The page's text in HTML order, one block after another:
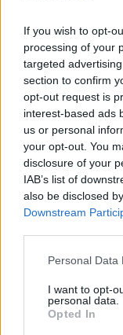
If you wish to opt-
processing of your
targeted
section to confirm
opt-out request is
interest-based ads
us or personal
your opt-out. You
disclosure of your
IAB’s list of
also be disclosed
Downstream
Please note that
not limited to your
grant or deny
use your data for
Personal Data
I want to opt-
personal data.
Opted In
ΟΛΕΣ ΟΙ ΕΙΔΗΣΕΙΣ
Αυτός είναι ο